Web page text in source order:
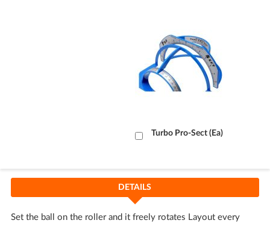
Turbo Pro-Sect (Ea)
Læg
DETAILS
Set the ball on the roller and it freely rotates Layout every